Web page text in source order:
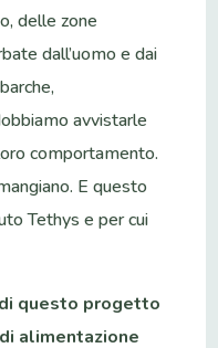
delle zone
dall’uomo e dai
avvistarle
comportamento.
E questo
Tethys e per cui
questo progetto
alimentazione